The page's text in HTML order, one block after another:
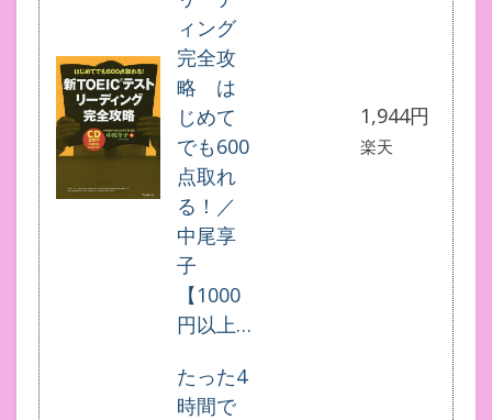
ィング
完全攻
略 は
じめて
でも600
点取れ
る！／
中尾享
子
【1000
円以上…
1,944円
楽天
たった4
時間で